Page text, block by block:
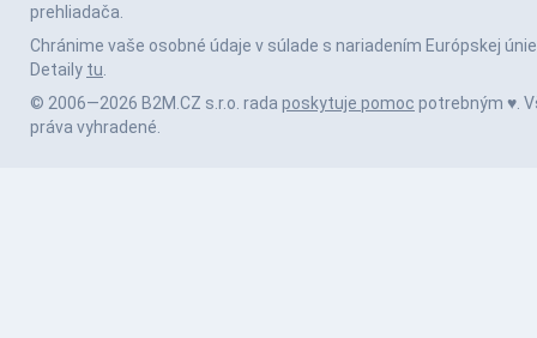
prehliadača.
Chránime vaše osobné údaje v súlade s nariadením Európskej únie
Detaily tu.
© 2006—2026 B2M.CZ s.r.o. rada poskytuje pomoc potrebným ♥️.
práva vyhradené.